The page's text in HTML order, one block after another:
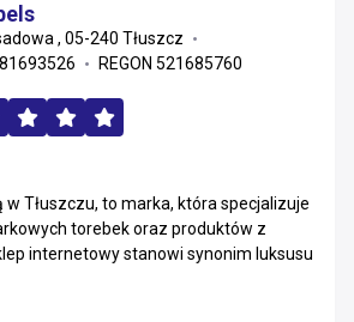
, 05-240 Tłuszcz
REGON 521685760
w Tłuszczu, to marka, która specjalizuje
torebek oraz produktów z
internetowy stanowi synonim luksusu